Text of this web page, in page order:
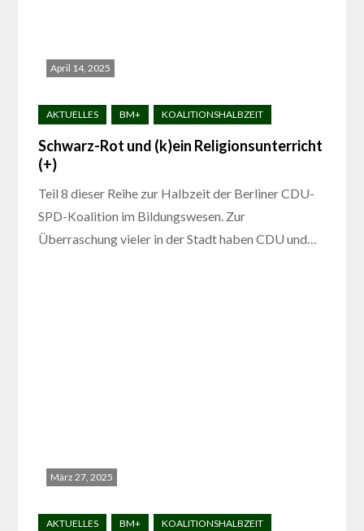
April 14, 2025
Schwarz-Rot und (k)ein Religionsunterricht
(+)
Teil 8 dieser Reihe zur Halbzeit der Berliner CDU-
SPD-Koalition im Bildungswesen. Zur
Überraschung vieler in der Stadt haben CDU und…
März 27, 2025